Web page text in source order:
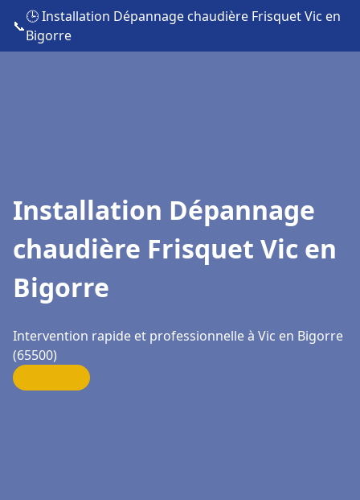
📞
🕒 Installation Dépannage chaudière Frisquet Vic en
Bigorre
Installation Dépannage
chaudière Frisquet Vic en
Bigorre
Intervention rapide et professionnelle à Vic en Bigorre
(65500)